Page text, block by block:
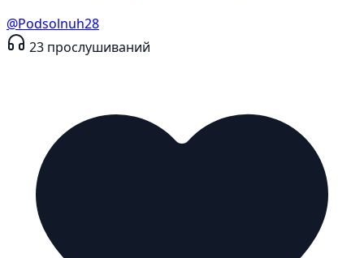
@Podsolnuh28
23 прослушиваний